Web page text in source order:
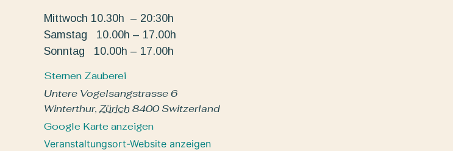
Mittwoch 10.30h – 20:30h
Samstag 10.00h – 17.00h
Sonntag 10.00h – 17.00h
Sternen Zauberei
Untere Vogelsangstrasse 6
Winterthur, Zürich8400 Switzerland
Google Karte anzeigen
Veranstaltungsort-Website anzeigen